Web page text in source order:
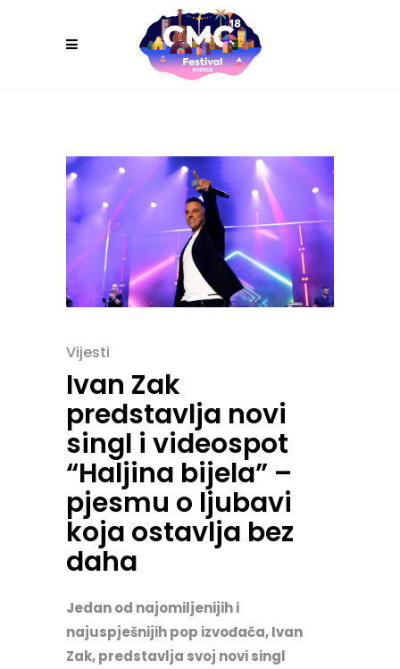
Vijesti
Ivan Zak
predstavlja novi
singl i videospot
“Haljina bijela” –
pjesmu o ljubavi
koja ostavlja bez
daha
Jedan od najomiljenijih i
najuspješnijih pop izvođača, Ivan
Zak, predstavlja svoj novi singl